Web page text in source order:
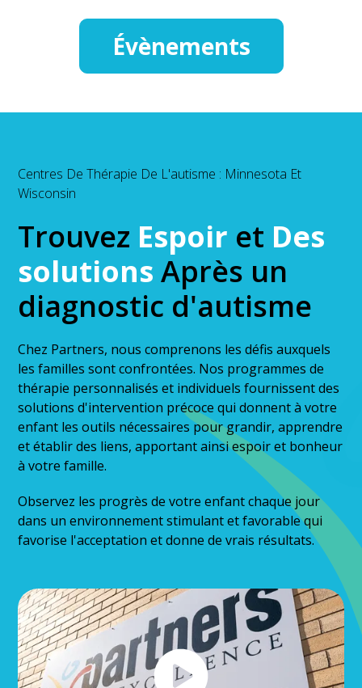
Évènements
Centres De Thérapie De L'autisme : Minnesota Et
Wisconsin
Trouvez Espoir et Des
solutions Après un
diagnostic d'autisme
Chez Partners, nous comprenons les défis auxquels
les familles sont confrontées. Nos programmes de
thérapie personnalisés et individuels fournissent des
solutions d'intervention précoce qui donnent à votre
enfant les outils nécessaires pour grandir, apprendre
et établir des liens, apportant ainsi espoir et bonheur
à votre famille.
Observez les progrès de votre enfant chaque jour
dans un environnement stimulant et favorable qui
favorise l'acceptation et donne de vrais résultats.